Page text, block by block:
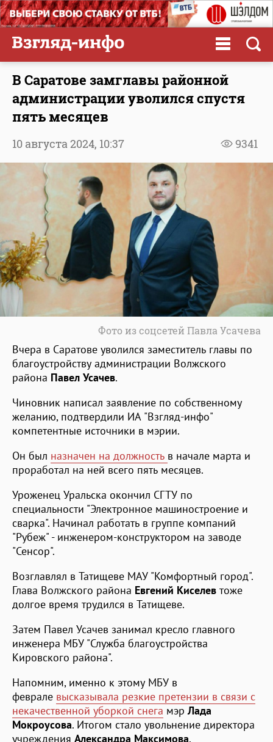
В Саратове замглавы районной
администрации уволился спустя
пять месяцев
9341
10 августа 2024, 10:37
Фото из соцсетей Павла Усачева
Вчера в Саратове уволился заместитель главы по
благоустройству администрации Волжского
района Павел Усачев.
Чиновник написал заявление по собственному
желанию, подтвердили ИА "Взгляд-инфо"
компетентные источники в мэрии.
Он был назначен на должность в начале марта и
проработал на ней всего пять месяцев.
Уроженец Уральска окончил СГТУ по
специальности "Электронное машиностроение и
сварка". Начинал работать в группе компаний
"Рубеж" - инженером-конструктором на заводе
"Сенсор".
Возглавлял в Татищеве МАУ "Комфортный город".
Глава Волжского района Евгений Киселев тоже
долгое время трудился в Татищеве.
Затем Павел Усачев занимал кресло главного
инженера МБУ "Служба благоустройства
Кировского района".
Напомним, именно к этому МБУ в
феврале высказывала резкие претензии в связи с
некачественной уборкой снега мэр Лада
Мокроусова. Итогом стало увольнение директора
учреждения Александра Максимова.